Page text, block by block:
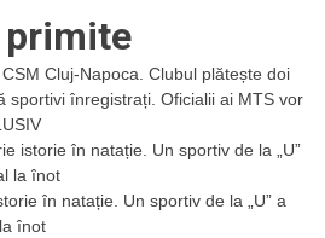
CSM Cluj-Napoca. Clubul plătește doi
sportivi înregistrați. Oficialii ai MTS vor
istorie în natație. Un sportiv de la „U”
la înot
în natație. Un sportiv de la „U” a
înot